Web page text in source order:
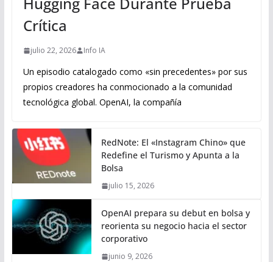
Crítica
julio 22, 2026 Info IA
Un episodio catalogado como «sin precedentes» por sus
propios creadores ha conmocionado a la comunidad
tecnológica global. OpenAI, la compañía
RedNote: El «Instagram Chino» que
Redefine el Turismo y Apunta a la
Bolsa
julio 15, 2026
OpenAI prepara su debut en bolsa y
reorienta su negocio hacia el sector
corporativo
junio 9, 2026